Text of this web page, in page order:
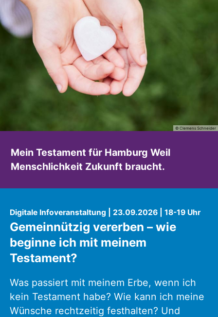
© Clemens Schneider
Mein Testament für Hamburg Weil
Menschlichkeit Zukunft braucht.
Digitale Infoveranstaltung | 23.09.2026 | 18-19 Uhr:
Gemeinnützig vererben – wie
beginne ich mit meinem
Testament?
Was passiert mit meinem Erbe, wenn ich
kein Testament habe? Wie kann ich meine
Wünsche rechtzeitig festhalten? Und